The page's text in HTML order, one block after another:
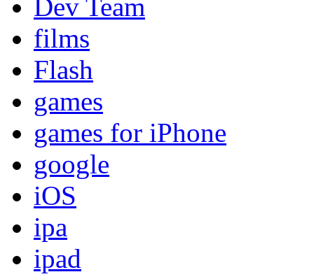
Dev Team
films
Flash
games
games for iPhone
google
iOS
ipa
ipad